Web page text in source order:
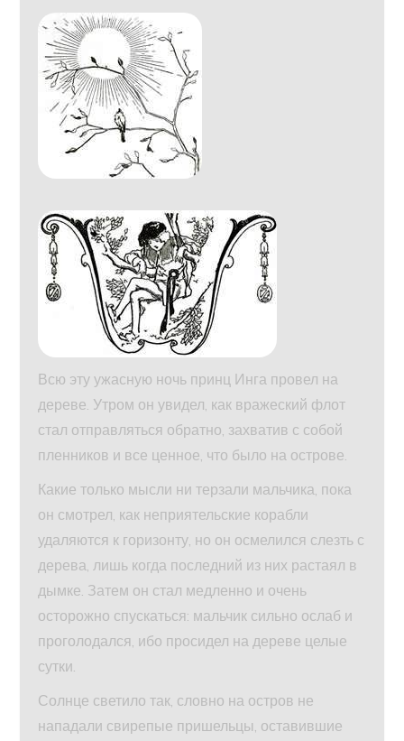
Всю эту ужасную ночь принц Инга провел на
дереве. Утром он увидел, как вражеский флот
стал отправляться обратно, захватив с собой
пленников и все ценное, что было на острове.
Какие только мысли ни терзали мальчика, пока
он смотрел, как неприятельские корабли
удаляются к горизонту, но он осмелился слезть с
дерева, лишь когда последний из них растаял в
дымке. Затем он стал медленно и очень
осторожно спускаться: мальчик сильно ослаб и
проголодался, ибо просидел на дереве целые
сутки.
Солнце светило так, словно на остров не
нападали свирепые пришельцы, оставившие